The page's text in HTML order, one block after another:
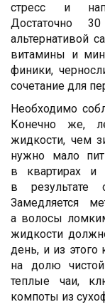
стресс и
Достаточно
альтернативой
витамины и
финики,
сочетание для
Необходимо
Конечно же,
жидкости, чем
нужно мало
в квартирах и
в результате
Замедляется
а волосы
жидкости
день, и из этого
на долю
теплые чаи,
компоты из